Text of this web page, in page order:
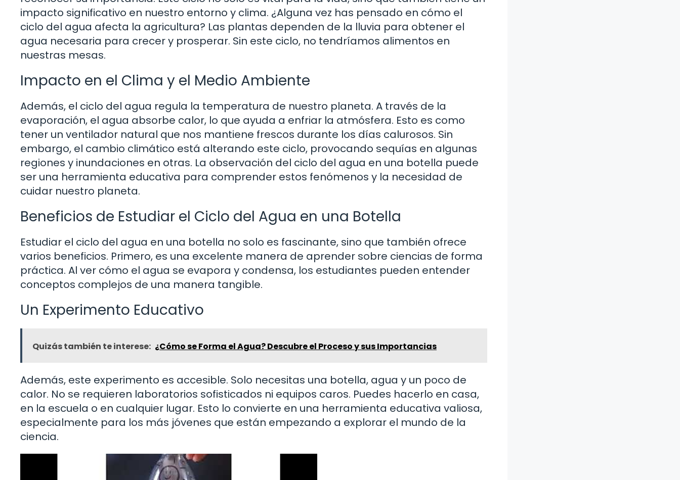
impacto significativo en nuestro entorno y clima. ¿Alguna vez has pensado en cómo el
ciclo del agua afecta la agricultura? Las plantas dependen de la lluvia para obtener el
agua necesaria para crecer y prosperar. Sin este ciclo, no tendríamos alimentos en
nuestras mesas.
Impacto en el Clima y el Medio Ambiente
Además, el ciclo del agua regula la temperatura de nuestro planeta. A través de la
evaporación, el agua absorbe calor, lo que ayuda a enfriar la atmósfera. Esto es como
tener un ventilador natural que nos mantiene frescos durante los días calurosos. Sin
embargo, el cambio climático está alterando este ciclo, provocando sequías en algunas
regiones y inundaciones en otras. La observación del ciclo del agua en una botella puede
ser una herramienta educativa para comprender estos fenómenos y la necesidad de
cuidar nuestro planeta.
Beneficios de Estudiar el Ciclo del Agua en una Botella
Estudiar el ciclo del agua en una botella no solo es fascinante, sino que también ofrece
varios beneficios. Primero, es una excelente manera de aprender sobre ciencias de forma
práctica. Al ver cómo el agua se evapora y condensa, los estudiantes pueden entender
conceptos complejos de una manera tangible.
Un Experimento Educativo
Quizás también te interese: ¿Cómo se Forma el Agua? Descubre el Proceso y sus Importancias
Además, este experimento es accesible. Solo necesitas una botella, agua y un poco de
calor. No se requieren laboratorios sofisticados ni equipos caros. Puedes hacerlo en casa,
en la escuela o en cualquier lugar. Esto lo convierte en una herramienta educativa valiosa,
especialmente para los más jóvenes que están empezando a explorar el mundo de la
ciencia.